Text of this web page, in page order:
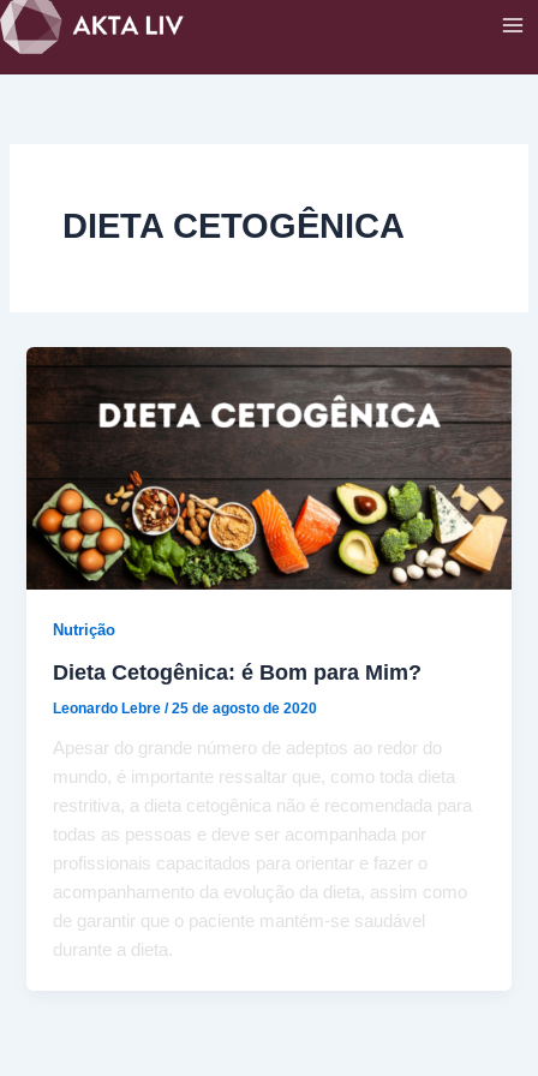
Ir
para
o
DIETA CETOGÊNICA
Nutrição
Dieta Cetogênica: é Bom para Mim?
Leonardo Lebre/25 de agosto de 2020
Apesar do grande número de adeptos ao redor do
mundo, é importante ressaltar que, como toda dieta
restritiva, a dieta cetogênica não é recomendada para
todas as pessoas e deve ser acompanhada por
profissionais capacitados para orientar e fazer o
acompanhamento da evolução da dieta, assim como
de garantir que o paciente mantém-se saudável
durante a dieta.